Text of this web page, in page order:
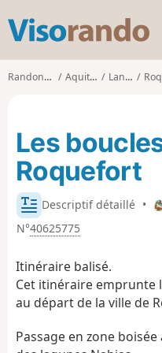
s
o
d
Randonnées Aquitaine Landes
Descriptif détaillé •
N°40625775
Les
Roquefort
Itinéraire balisé.
Cet itinéraire emprunte
au départ de la ville de
Passage en zone